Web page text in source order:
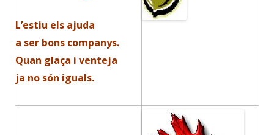
L’estiu els ajuda
a ser bons companys.
Quan glaça i venteja
ja no són iguals.